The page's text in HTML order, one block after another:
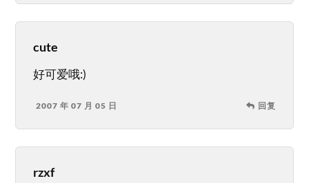
cute
好可爱哦:)
2007 年 07 月 05 日 回复
rzxf